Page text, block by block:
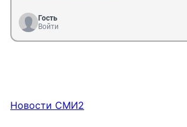
Гость
Войти
Новости СМИ2